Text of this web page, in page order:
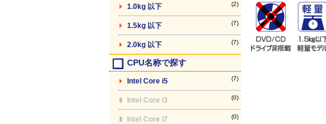
1.0kg 以下 (2)
1.5kg 以下 (7)
2.0kg 以下 (7)
CPU名称で探す
Intel Core i5 (7)
Intel Core i3 (0)
Intel Core i7 (0)